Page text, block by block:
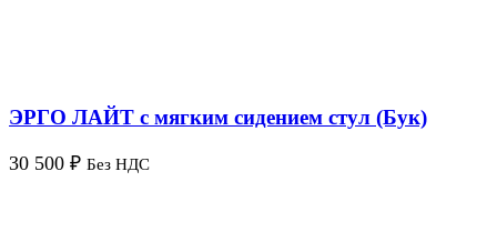
ЭРГО ЛАЙТ с мягким сидением стул (Бук)
30 500 ₽ Без НДС